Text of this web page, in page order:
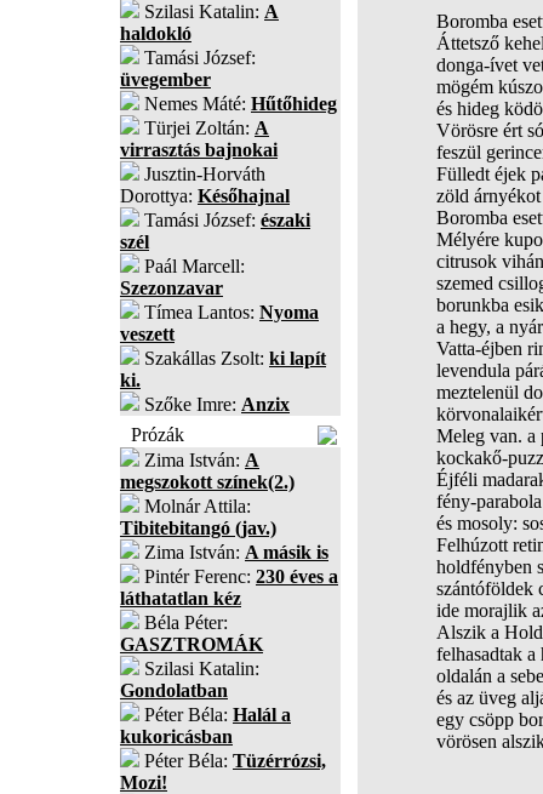
Szilasi Katalin: A
haldokló
Tamási József:
üvegember
Nemes Máté: Hűtőhideg
Türjei Zoltán: A
virrasztás bajnokai
Jusztin-Horváth
Dorottya: Későhajnal
Tamási József: északi
szél
Paál Marcell:
Szezonzavar
Tímea Lantos: Nyoma
veszett
Szakállas Zsolt: ki lapít
ki.
Szőke Imre: Anzix
Prózák
Zima István: A
megszokott színek(2.)
Molnár Attila:
Tibitebitangó (jav.)
Zima István: A másik is
Pintér Ferenc: 230 éves a
láthatatlan kéz
Béla Péter:
GASZTROMÁK
Szilasi Katalin:
Gondolatban
Péter Béla: Halál a
kukoricásban
Péter Béla: Tüzérrózsi,
Mozi!
Boromba
Áttetsző
donga-ívet
mögém
és hideg
Vörösre ért
feszül
Fülledt éjek
zöld
Boromba
Mélyére
citrusok
szemed
borunkba
a hegy, a
Vatta-éjben
levendula
meztelenül
Meleg van. a
kockakő-
Éjféli
fény-
és mosoly:
Felhúzott
holdfényben
szántóföldek
ide morajlik
Alszik a
felhasadtak a
oldalán a
és az üveg
egy csöpp
vörösen